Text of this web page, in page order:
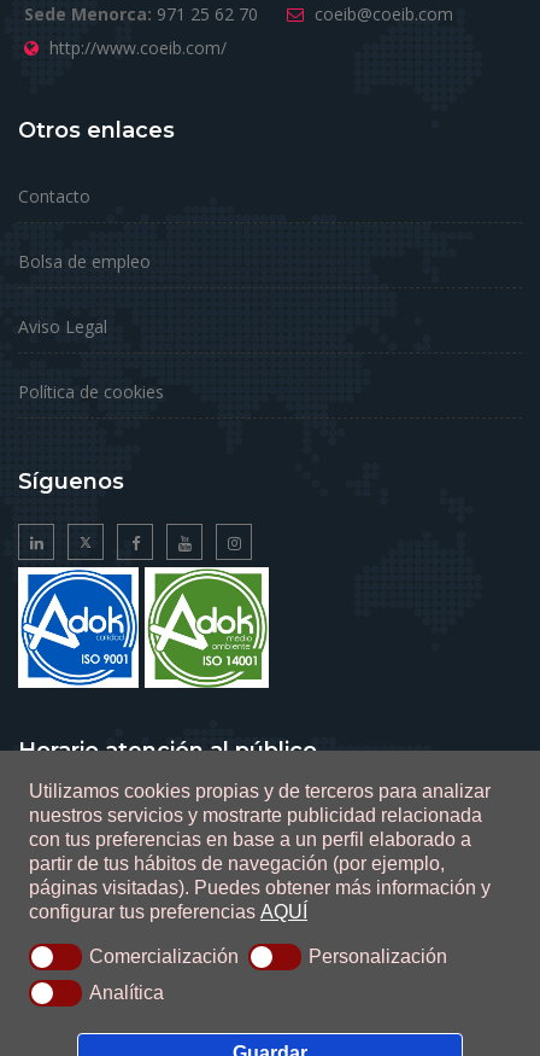
Utilizamos cookies propias y de terceros para analizar
nuestros servicios y mostrarte publicidad relacionada
con tus preferencias en base a un perfil elaborado a
partir de tus hábitos de navegación (por ejemplo,
páginas visitadas). Puedes obtener más información y
configurar tus preferencias AQUÍ
Comercialización
Personalización
Analítica
Sede Menorca: 971 25 62 70
coeib@coeib.com
http://www.coeib.com/
Otros enlaces
Contacto
Bolsa de empleo
Aviso Legal
Política de cookies
Síguenos
Horario atención al público
De lunes a viernes de 9 a 14 horas
0.1.2.47